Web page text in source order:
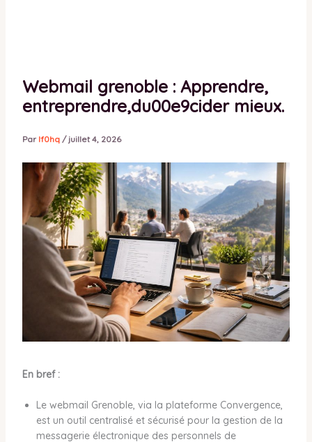
Webmail grenoble : Apprendre,
entreprendre,du00e9cider mieux.
Par lf0hq / juillet 4, 2026
En bref :
Le webmail Grenoble, via la plateforme Convergence,
est un outil centralisé et sécurisé pour la gestion de la
messagerie électronique des personnels de